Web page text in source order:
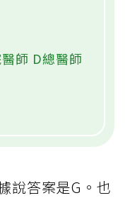
師 D總醫師
說答案是G。也